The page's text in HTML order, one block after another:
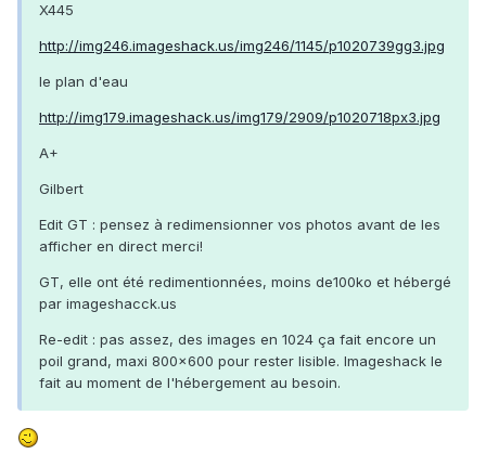
X445
http://img246.imageshack.us/img246/1145/p1020739gg3.jpg
le plan d'eau
http://img179.imageshack.us/img179/2909/p1020718px3.jpg
A+
Gilbert
Edit GT : pensez à redimensionner vos photos avant de les
afficher en direct merci!
GT, elle ont été redimentionnées, moins de100ko et hébergé
par imageshacck.us
Re-edit : pas assez, des images en 1024 ça fait encore un
poil grand, maxi 800x600 pour rester lisible. Imageshack le
fait au moment de l'hébergement au besoin.